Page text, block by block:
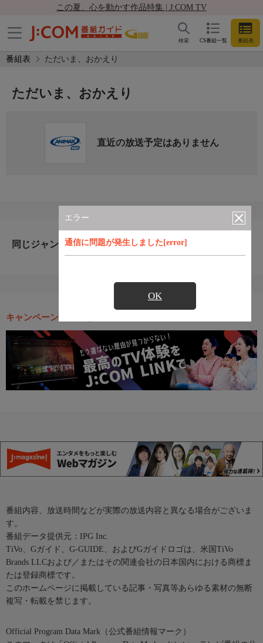
この夏、心を動かす作品特集 | J:COM TV
CS番組一覧 番組表
検索
番組表 ただいま、おかえり
エラー
通信に問題が発生しました[error]
OK
ただいま、おかえり
直近の放送予定はありません
同じジャンルのおすすめ番組
キャンペーン・お得な情報
番組内容、放送時間などが実際の放送内容と異なる場合がございま
す。
番組データ提供元：IPG Inc.
TiVo、Gガイド、G-GUIDE、およびGガイドロゴは、米国TiVo
Brands LLCおよび／またはその関連会社の日本国内における商標ま
たは登録商標です。
このホームページに掲載している記事・写真等あらゆる素材の無断
複写・転載を禁じます。
Official Program Data Mark（公式番組情報マーク）